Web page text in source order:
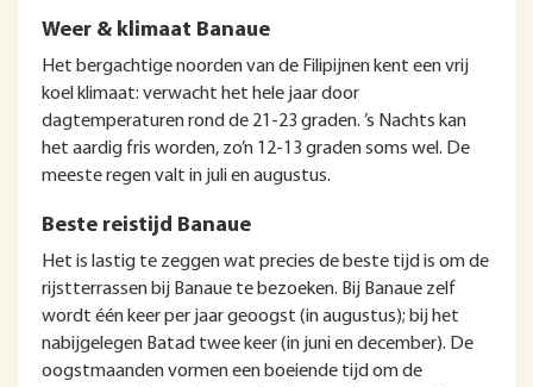
Weer & klimaat Banaue
Het bergachtige noorden van de Filipijnen kent een vrij
koel klimaat: verwacht het hele jaar door
dagtemperaturen rond de 21-23 graden. ’s Nachts kan
het aardig fris worden, zo’n 12-13 graden soms wel. De
meeste regen valt in juli en augustus.
Beste reistijd Banaue
Het is lastig te zeggen wat precies de beste tijd is om de
rijstterrassen bij Banaue te bezoeken. Bij Banaue zelf
wordt één keer per jaar geoogst (in augustus); bij het
nabijgelegen Batad twee keer (in juni en december). De
oogstmaanden vormen een boeiende tijd om de